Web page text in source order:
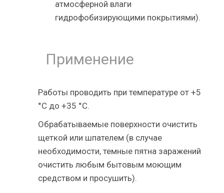
атмосферной влаги
гидрофобизирующими покрытиями).
Применение
Работы проводить при температуре от +5
°С до +35 °С.
Обрабатываемые поверхности очистить
щеткой или шпателем (в случае
необходимости, темные пятна заражений
очистить любым бытовым моющим
средством и просушить).